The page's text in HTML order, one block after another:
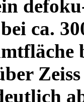
ca.
Zeiss